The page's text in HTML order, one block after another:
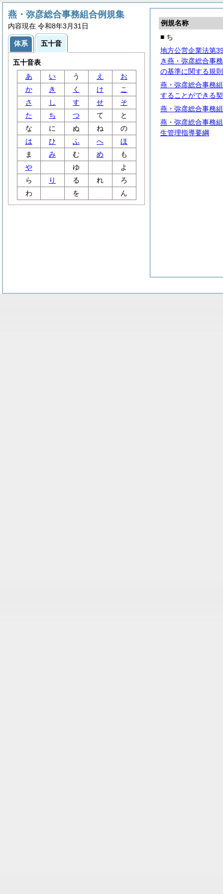
例規名称
■ ち
地方公営企業法第
き燕・弥彦総合事
の基準に関する規則
燕・弥彦総合事務
することができる
燕・弥彦総合事務
燕・弥彦総合事務
生管理指導要綱
燕・弥彦総合事務組合例規集
内容現在 令和8年3月31日
体系 五十音
五十音表
あ
い う え
お
か
き く け
こ
さ
し す せ
そ
た
ち つ て
と
な
に ぬ ね
の
は
ひ ふ へ
ほ
ま
み む め
も
や
ゆ
よ
ら
り る れ
ろ
わ
を ん